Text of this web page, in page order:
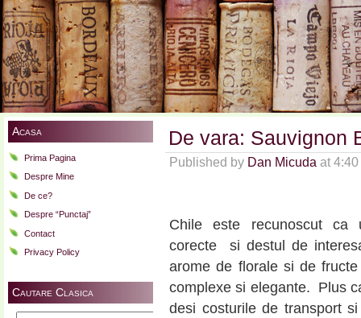
Acasa
Prima Pagina
Despre Mine
De ce?
Despre “Punctaj”
Contact
Privacy Policy
Cautare Clasica
De vara: Sauvignon
Published by Dan Micuda at
Chile este recunoscut ca
corecte si destul de
arome de florale si de
complexe si elegante. Plus
desi costurile de transport